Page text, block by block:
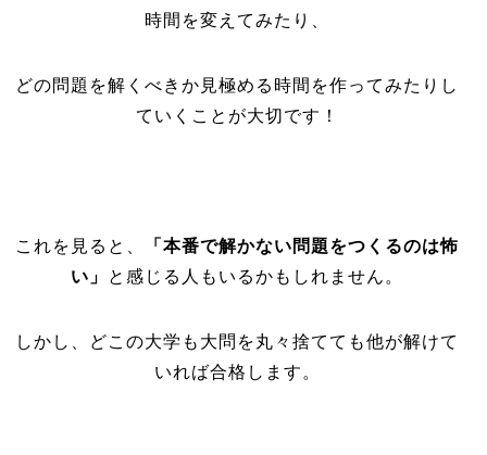
時間を変えてみたり、
どの問題を解くべきか見極める時間を作ってみたりし
ていくことが大切です！
これを見ると、
「本番で解かない問題をつくるのは怖
い」 と感じる人もいるかもしれません。
しかし、どこの大学も大問を丸々捨てても他が解けて
いれば合格します。